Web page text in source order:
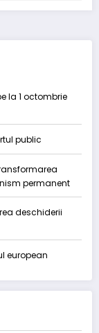
la 1 octombrie
public
permanent
deschiderii
european